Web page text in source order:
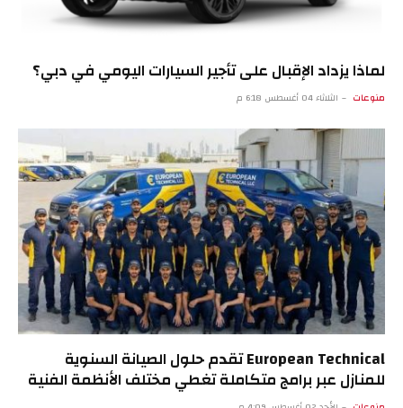
لماذا يزداد الإقبال على تأجير السيارات اليومي في دبي؟
منوعات الثلاثاء 04 أغسطس 6:18 م
European Technical تقدم حلول الصيانة السنوية
للمنازل عبر برامج متكاملة تغطي مختلف الأنظمة الفنية